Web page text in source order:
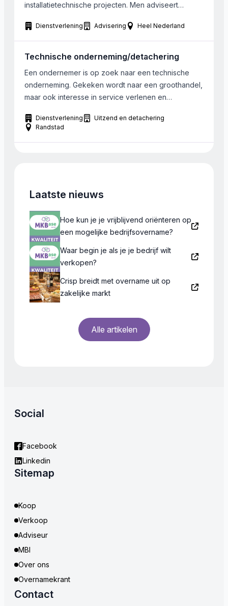
installatietechnische projecten. Men adviseert
alle woning- en gebouw gebonden installaties. Ook
is het bedrijf actief in het beheer van
installatietekeningen. Het bedrijf is gevestigd in
een […]
Dienstverlening Advisering Heel Nederland
Technische onderneming/detachering
Een ondernemer is op zoek naar een technische
onderneming. Gekeken wordt naar een groothandel,
maar ook interesse in service verlenen en
Dienstverlening
Uitzend en detachering
Randstad
Laatste nieuws
Hoe kun je je vrijblijvend oriënteren op
een mogelijke bedrijfsovername?
Waar begin je als je je bedrijf wilt
verkopen?
Crisp breidt met overname uit op
zakelijke markt
Alle artikelen
Social
Facebook
Linkedin
Sitemap
Koop
Verkoop
Adviseur
MBI
Over ons
Overnamekrant
Contact